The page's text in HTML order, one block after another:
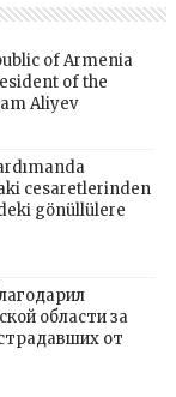
of Armenia
of the
Aliyev
cesaretlerinden
gönüllülere
области за
от